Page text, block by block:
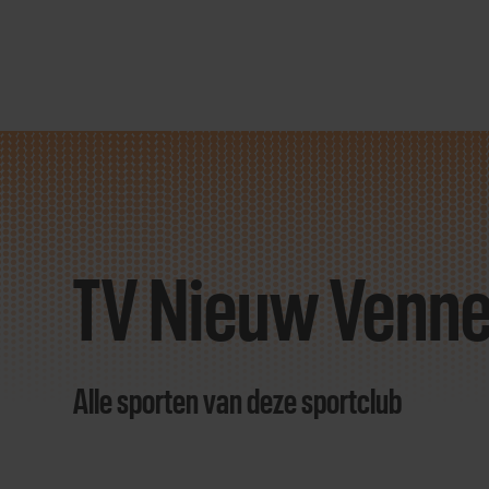
Direct
door
contentTV Nieuw
Alle sporten van deze sportclub